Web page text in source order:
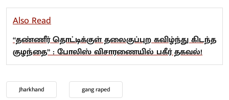
Also Read
“தண்ணீர் தொட்டிக்குள் தலைகுப்புற கவிழ்ந்து கிடந்த
குழந்தை” : போலிஸ் விசாரணையில் பகீர் தகவல்!
Jharkhand gang raped